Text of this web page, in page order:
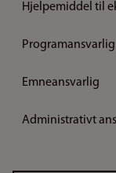
Hjelpemiddel til
Programansvarlig
Emneansvarlig
Administrativt